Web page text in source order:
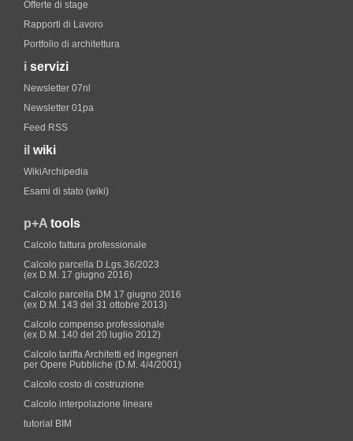
Offerte di stage
Rapporti di Lavoro
Portfolio di architettura
i servizi
Newsletter 07nl
Newsletter 01pa
Feed RSS
il wiki
WikiArchipedia
Esami di stato (wiki)
p+A tools
Calcolo fattura professionale
Calcolo parcella D.Lgs.36/2023
(ex D.M. 17 giugno 2016)
Calcolo parcella DM 17 giugno 2016
(ex D.M. 143 del 31 ottobre 2013)
Calcolo compenso professionale
(ex D.M. 140 del 20 luglio 2012)
Calcolo tariffa Architetti ed Ingegneri
per Opere Pubbliche (D.M. 4/4/2001)
Calcolo costo di costruzione
Calcolo interpolazione lineare
tutorial BIM